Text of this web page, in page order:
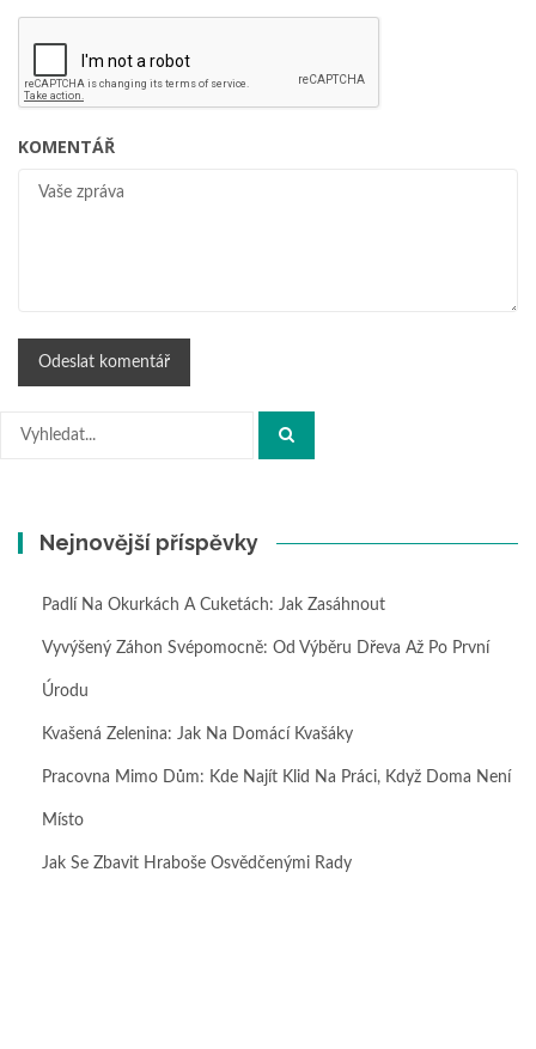
KOMENTÁŘ
Hledat:
Nejnovější příspěvky
Padlí Na Okurkách A Cuketách: Jak Zasáhnout
Vyvýšený Záhon Svépomocně: Od Výběru Dřeva Až Po První
Úrodu
Kvašená Zelenina: Jak Na Domácí Kvašáky
Pracovna Mimo Dům: Kde Najít Klid Na Práci, Když Doma Není
Místo
Jak Se Zbavit Hraboše Osvědčenými Rady